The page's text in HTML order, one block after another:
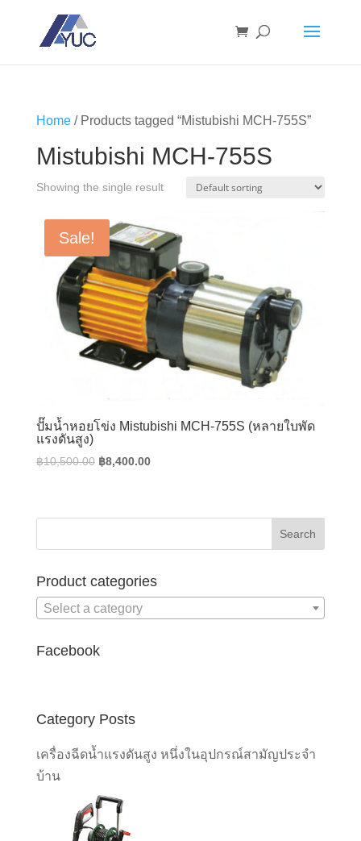
Home/ Products tagged “Mistubishi MCH-755S”
Mistubishi MCH-755S
Showing the single result
Sale!
ปั๊มน้ำหอยโข่ง Mistubishi MCH-755S (หลายใบพัด
แรงดันสูง)
฿10,500.00 Original
฿10,500.00.
฿8,400.00Current
฿8,400.00.
Product categories
Select a category
Facebook
Category Posts
เครื่องฉีดน้ำแรงดันสูง หนึ่งในอุปกรณ์สามัญประจำ
บ้าน